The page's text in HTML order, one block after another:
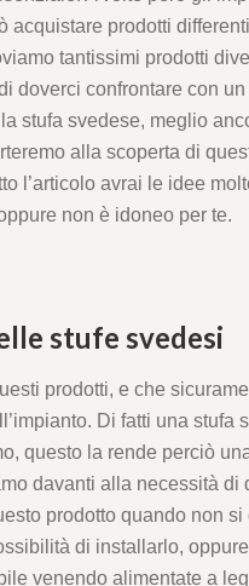
acquistare prodotti
tantissimi prodotti
doverci confrontare con
stufa svedese, meglio
alla scoperta di
l’articolo avrai le idee
non è idoneo per te.
stufe svedesi
prodotti, e che
Di fatti una stufa
questo la rende perciò
davanti alla necessità di
prodotto quando non
di installarlo,
venendo alimentate a